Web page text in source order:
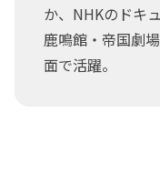
か、NHKのドキ
鹿鳴館・帝国劇
面で活躍。